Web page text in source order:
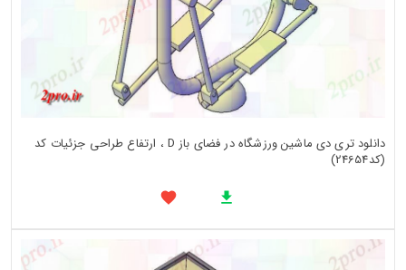
دانلود تری دی ماشین ورزشگاه در فضای باز D ، ارتفاع طراحی جزئیات کد
(کد24654)